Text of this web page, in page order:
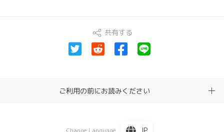
共有する
ご利用の前にお読みください
Change Language